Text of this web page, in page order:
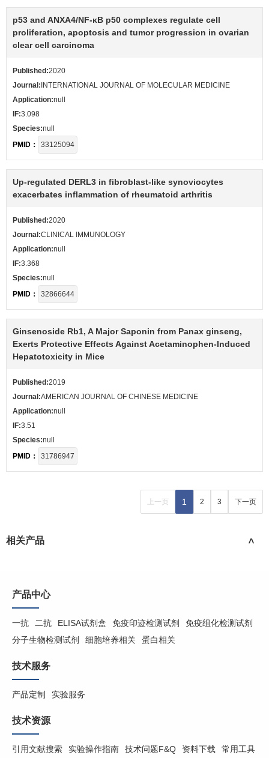
p53 and ANXA4/NF‑κB p50 complexes regulate cell
proliferation, apoptosis and tumor progression in ovarian
clear cell carcinoma
Published:2020
Journal: INTERNATIONAL JOURNAL OF MOLECULAR MEDICINE
Application:null
IF:3.098
Species:null
PMID：
33125094
Up-regulated DERL3 in fibroblast-like synoviocytes
exacerbates inflammation of rheumatoid arthritis
Published:2020
Journal:CLINICAL IMMUNOLOGY
Application:null
IF:3.368
Species:null
PMID：
32866644
Ginsenoside Rb1, A Major Saponin from Panax ginseng,
Exerts Protective Effects Against Acetaminophen-Induced
Hepatotoxicity in Mice
Published:2019
Journal:AMERICAN JOURNAL OF CHINESE MEDICINE
Application:null
IF:3.51
Species:null
PMID：
31786947
上一页 1 2 3 下一页
相关产品 >
产品中心
一抗 二抗 ELISA试剂盒 免疫印迹检测试剂
免疫组化检测试剂
分子生物检测试剂
细胞培养相关 蛋白相关
技术服务
产品定制 实验服务
技术资源
引用文献搜索 实验操作指南 技术问题F&Q 资料下载 常用工具